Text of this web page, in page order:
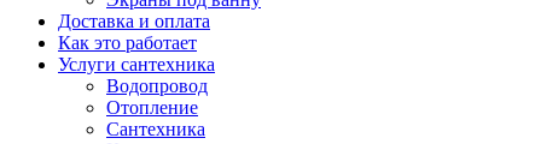
Доставка и оплата
Как это работает
Услуги сантехника
Водопровод
Отопление
Сантехника